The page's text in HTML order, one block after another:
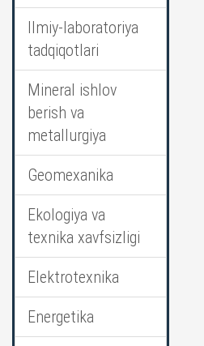
Ilmiy-laboratoriya
tadqiqotlari
Mineral ishlov
berish va
metallurgiya
Geomexanika
Ekologiya va
texnika xavfsizligi
Elektrotexnika
Energetika